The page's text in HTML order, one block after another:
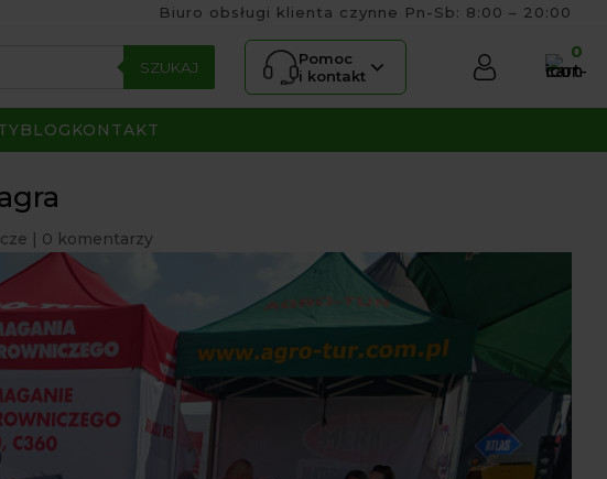
Biuro obsługi klienta czynne Pn-Sb: 8:00 – 20:00
SZUKAJ
Pomoc
i kontakt
0
BLOG KONTAKT
| 0 komentarzy